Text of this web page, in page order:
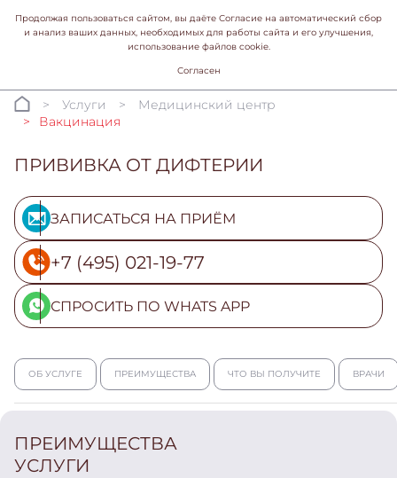
Услуги
Медицинский центр
Вакцинация
ПРИВИВКА ОТ ДИФТЕРИИ
ЗАПИСАТЬСЯ НА ПРИЁМ
+7 (495) 021-19-77
СПРОСИТЬ ПО WHATS APP
ОБ УСЛУГЕ ПРЕИМУЩЕСТВА ЧТО ВЫ ПОЛУЧИТЕ ВРАЧИ
ПРЕИМУЩЕСТВА
УСЛУГИ
Продолжая пользоваться сайтом, вы даёте Согласие на автоматический сбор
и анализ ваших данных, необходимых для работы сайта и его улучшения,
использование файлов cookie.
Согласен